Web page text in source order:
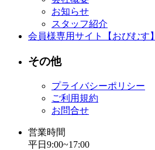
お知らせ
スタッフ紹介
会員様専用サイト【おびむす】
その他
プライバシーポリシー
ご利用規約
お問合せ
営業時間
平日9:00~17:00